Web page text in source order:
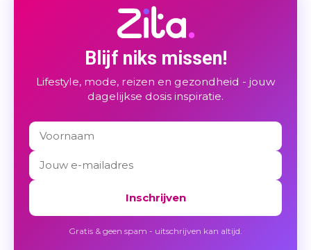
Blijf niks missen!
Lifestyle, mode, reizen en gezondheid - jouw
dagelijkse dosis inspiratie.
Inschrijven
Gratis & geen spam - uitschrijven kan altijd.